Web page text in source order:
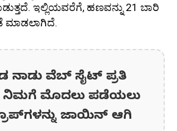
ಇಲ್ಲಿಯವರೆಗೆ, ಹಣವನ್ನು 21 ಬಾರಿ
ಮಾಡಲಾಗಿದೆ.
ವೆಬ್ ಸೈಟ್ ಪ್ರತಿ
ಮೊದಲು ಪಡೆಯಲು
ಜಾಯಿನ್ ಆಗಿ